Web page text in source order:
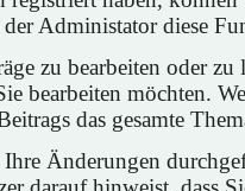
der Administator diese
zu bearbeiten oder
bearbeiten möchten.
das gesamte
Änderungen